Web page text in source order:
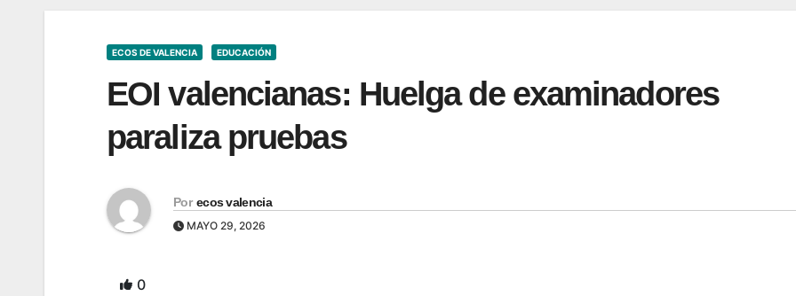
ECOS DE VALENCIA EDUCACIÓN
EOI valencianas: Huelga de examinadores
paraliza pruebas
Por ecos valencia
MAYO 29, 2026
0